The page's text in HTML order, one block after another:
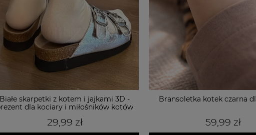
Bransoletka kotek czarna dla kociary
59,99 zł
Czarne skarpetki z kotem i
29,99 zł